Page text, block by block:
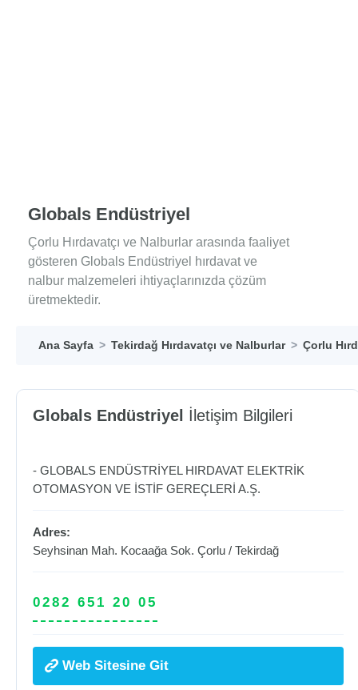
Globals Endüstriyel
Çorlu Hırdavatçı ve Nalburlar arasında faaliyet
gösteren Globals Endüstriyel hırdavat ve
nalbur malzemeleri ihtiyaçlarınızda çözüm
üretmektedir.
Ana Sayfa Tekirdağ Hırdavatçı ve Nalburlar Çorlu
Globals Endüstriyel İletişim Bilgileri
- GLOBALS ENDÜSTRİYEL HIRDAVAT ELEKTRİK
OTOMASYON VE İSTİF GEREÇLERİ A.Ş.
Adres:
Seyhsinan Mah. Kocaağa Sok. Çorlu / Tekirdağ
0282 651 20 05
Web Sitesine Git